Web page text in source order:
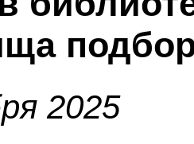
2025